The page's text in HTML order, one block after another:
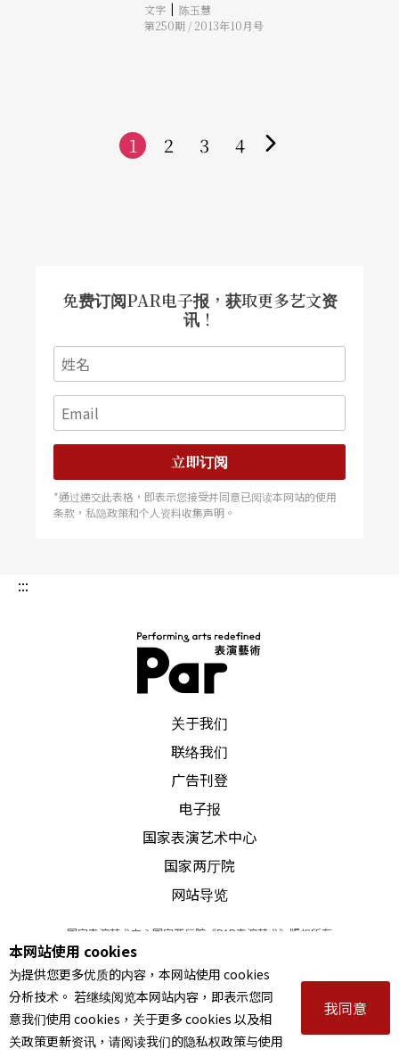
人兴奋。 可不是，他们两人也立刻表示，作曲和
装置也一样。我们都是为了那短暂的幸福感，把许
文字 | 陈玉慧
第250期 / 2013年10月号
1 2 3 4
免费订阅PAR电子报，获取更多艺文资
讯！
立即订阅
*通过递交此表格，即表示您接受并同意已阅读本网站的使用
条款，私隐政策和个人资料收集声明。
:::
关于我们
联络我们
广告刊登
电子报
国家表演艺术中心
国家两厅院
网站导览
国家表演艺术中心国家两厅院《PAR表演艺术》版权所有
© 2022Performing arts redefined. All Rights Reserved
统一编号 Tax Id number 00973926
本站所提供相关演出资讯，如有异动应以主办单位公告为准。
服务条款｜隐私权声明｜著作权声明
本网站使用 cookies
为提供您更多优质的内容，本网站使用 cookies
分析技术。 若继续阅览本网站内容，即表示您同
意我们使用 cookies，关于更多 cookies 以及相
关政策更新资讯，请阅读我们的隐私权政策与使用
我同意